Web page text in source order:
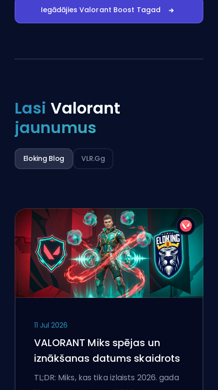
Iegādājies Valorant Boost Tagad
Lasi Valorant
jaunumus
Eloking Blog VLR.gg
11 Jul 2026
VALORANT Miks spējas un
iznākšanas datums skaidrots
TL;DR: Miks, kas tika izlaists 2026. gada